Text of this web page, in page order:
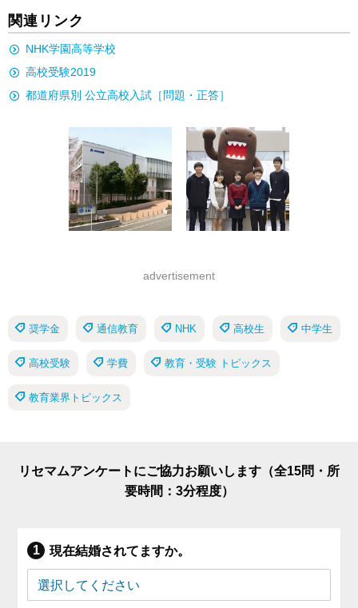
関連リンク
NHK学園高等学校
高校受験2019
都道府県別 公立高校入試［問題・正答］
advertisement
奨学金 通信教育 NHK 高校生 中学生
高校受験 学費 教育・受験 トピックス
教育業界トピックス
リセマムアンケートにご協力お願いします（全15問・所
要時間：3分程度）
現在結婚されてますか。